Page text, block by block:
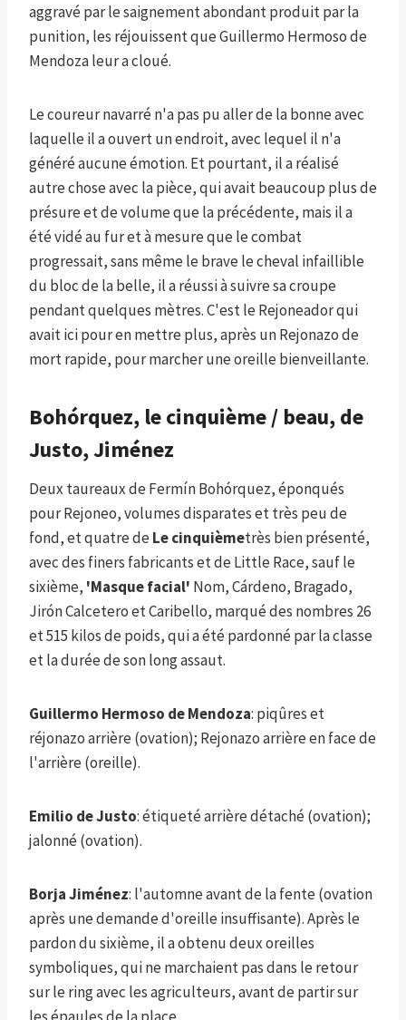
aggravé par le saignement abondant produit par la
punition, les réjouissent que Guillermo Hermoso de
Mendoza leur a cloué.
Le coureur navarré n'a pas pu aller de la bonne avec
laquelle il a ouvert un endroit, avec lequel il n'a
généré aucune émotion. Et pourtant, il a réalisé
autre chose avec la pièce, qui avait beaucoup plus de
présure et de volume que la précédente, mais il a
été vidé au fur et à mesure que le combat
progressait, sans même le brave le cheval infaillible
du bloc de la belle, il a réussi à suivre sa croupe
pendant quelques mètres. C'est le Rejoneador qui
avait ici pour en mettre plus, après un Rejonazo de
mort rapide, pour marcher une oreille bienveillante.
Bohórquez, le cinquième / beau, de
Justo, Jiménez
Deux taureaux de Fermín Bohórquez, éponqués
pour Rejoneo, volumes disparates et très peu de
fond, et quatre de Le cinquièmetrès bien présenté,
avec des finers fabricants et de Little Race, sauf le
sixième, 'Masque facial' Nom, Cárdeno, Bragado,
Jirón Calcetero et Caribello, marqué des nombres 26
et 515 kilos de poids, qui a été pardonné par la classe
et la durée de son long assaut.
Guillermo Hermoso de Mendoza: piqûres et
réjonazo arrière (ovation); Rejonazo arrière en face de
l'arrière (oreille).
Emilio de Justo: étiqueté arrière détaché (ovation);
jalonné (ovation).
Borja Jiménez: l'automne avant de la fente (ovation
après une demande d'oreille insuffisante). Après le
pardon du sixième, il a obtenu deux oreilles
symboliques, qui ne marchaient pas dans le retour
sur le ring avec les agriculteurs, avant de partir sur